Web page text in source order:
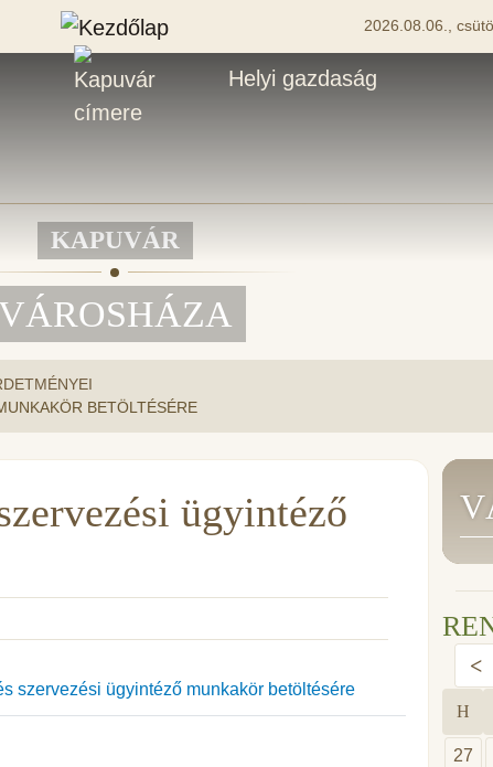
2026.08.06.,
Helyi gazdaság
KAPUVÁR
BETÖLTÉSÉRE
ügyintéző
szervezési ügyintéző munkakör betöltésére
<
H
27